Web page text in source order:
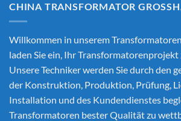
CHINA TRANSFORMATOR
Willkommen in unserem
laden Sie ein, Ihr Transformatorenprojekt
Unsere Techniker werden Sie durch den
der Konstruktion, Produktion, Prüfung,
Installation und des Kundendienstes
Transformatoren bester Qualität zu